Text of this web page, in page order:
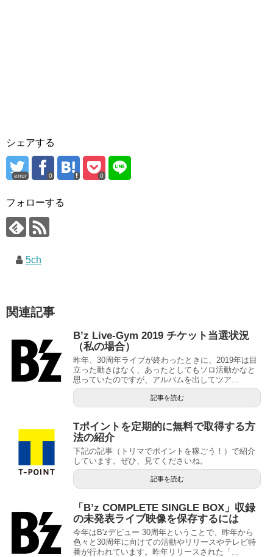
シェアする
error 0 0
フォローする
5ch
関連記事
B’z Live-Gym 2019 チケット当選状況
（私の場合）
昨年、30周年ライブが終わったときに、2019年は目
立った動きはなく、あったとしてもソロ活動かなと
思っていたのですが、アルバムを出してツア...
記事を読む
Tポイントを定期的に無料で取得する方
法の紹介
下記の記事（トリマでポイントを稼ごう！）で紹介
しています。ぜひ、見てくださいね。
記事を読む
「B’z COMPLETE SINGLE BOX」収録
の未発表ライブ映像を保存するには
今年はB'zデビュー 30周年ということで、昨年から
色々と30周年に向けての活動やリリースやテレビ特
番が行われています。昨年リリースされた「...